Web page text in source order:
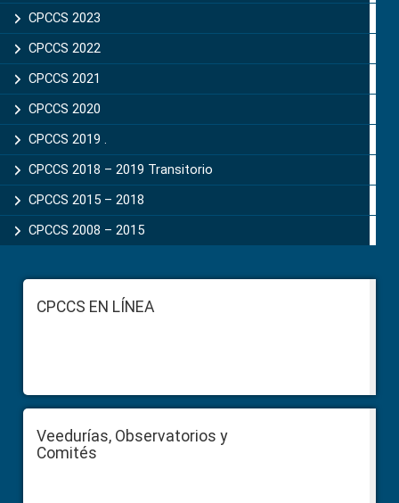
CPCCS 2023
CPCCS 2022
CPCCS 2021
CPCCS 2020
CPCCS 2019 .
CPCCS 2018 – 2019 Transitorio
CPCCS 2015 – 2018
CPCCS 2008 – 2015
FooterCPCCS EN LÍNEA
Veedurías, Observatorios y
Comités